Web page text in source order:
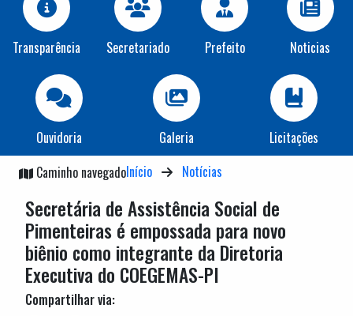
Transparência Secretariado Prefeito Noticias
Ouvidoria Galeria
Licitações
Caminho navegadoInício Notícias
Secretária de Assistência Social de
Pimenteiras é empossada para novo
biênio como integrante da Diretoria
Executiva do COEGEMAS-PI
Compartilhar via: